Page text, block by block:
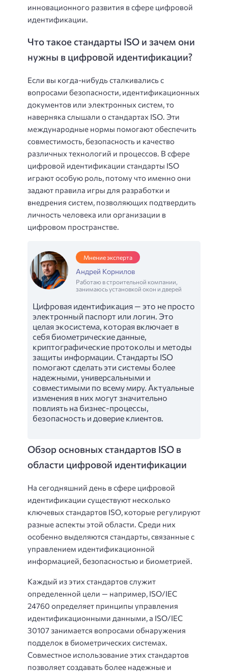
инновационного развития в сфере цифровой
идентификации.
Что такое стандарты ISO и зачем они
нужны в цифровой идентификации?
Если вы когда-нибудь сталкивались с
вопросами безопасности, идентификационных
документов или электронных систем, то
наверняка слышали о стандартах ISO. Эти
международные нормы помогают обеспечить
совместимость, безопасность и качество
различных технологий и процессов. В сфере
цифровой идентификации стандарты ISO
играют особую роль, потому что именно они
задают правила игры для разработки и
внедрения систем, позволяющих подтвердить
личность человека или организации в
цифровом пространстве.
Мнение эксперта
Андрей Корнилов
Работаю в строительной компании,
занимаюсь установкой окон и дверей
Цифровая идентификация — это не просто
электронный паспорт или логин. Это
целая экосистема, которая включает в
себя биометрические данные,
криптографические протоколы и методы
защиты информации. Стандарты ISO
помогают сделать эти системы более
надежными, универсальными и
совместимыми по всему миру. Актуальные
изменения в них могут значительно
повлиять на бизнес-процессы,
безопасность и доверие клиентов.
Обзор основных стандартов ISO в
области цифровой идентификации
На сегодняшний день в сфере цифровой
идентификации существуют несколько
ключевых стандартов ISO, которые регулируют
разные аспекты этой области. Среди них
особенно выделяются стандарты, связанные с
управлением идентификационной
информацией, безопасностью и биометрией.
Каждый из этих стандартов служит
определенной цели — например, ISO/IEC
24760 определяет принципы управления
идентификационными данными, а ISO/IEC
30107 занимается вопросами обнаружения
подделок в биометрических системах.
Совместное использование этих стандартов
позволяет создавать более надежные и